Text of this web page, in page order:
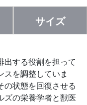
サイズ
出する役割を担って
スを調整していま
の状態を回復させる
ズの栄養学者と獣医